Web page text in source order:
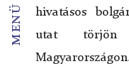
menü
hivatásos
utat törjön
Története
Bolgárok